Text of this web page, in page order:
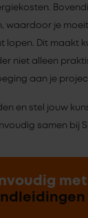
waardoor je
lopen. Dit maakt
niet alleen
aan je
en stel jouw
samen bij
met